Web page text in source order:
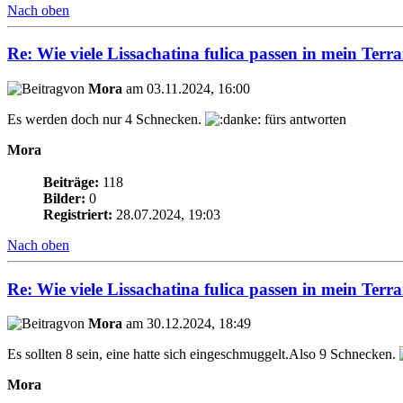
Nach oben
Re: Wie viele Lissachatina fulica passen in mein
von Mora am 03.11.2024, 16:00
Es werden doch nur 4 Schnecken.
fürs antworten
Mora
Beiträge: 118
Bilder: 0
Registriert: 28.07.2024, 19:03
Nach oben
Re: Wie viele Lissachatina fulica passen in mein
von Mora am 30.12.2024, 18:49
Es sollten 8 sein, eine hatte sich eingeschmuggelt.Also 9 Schnecken.
Mora